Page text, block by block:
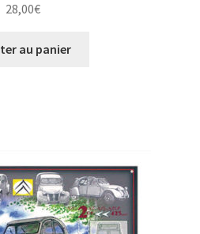
28,00€
au panier